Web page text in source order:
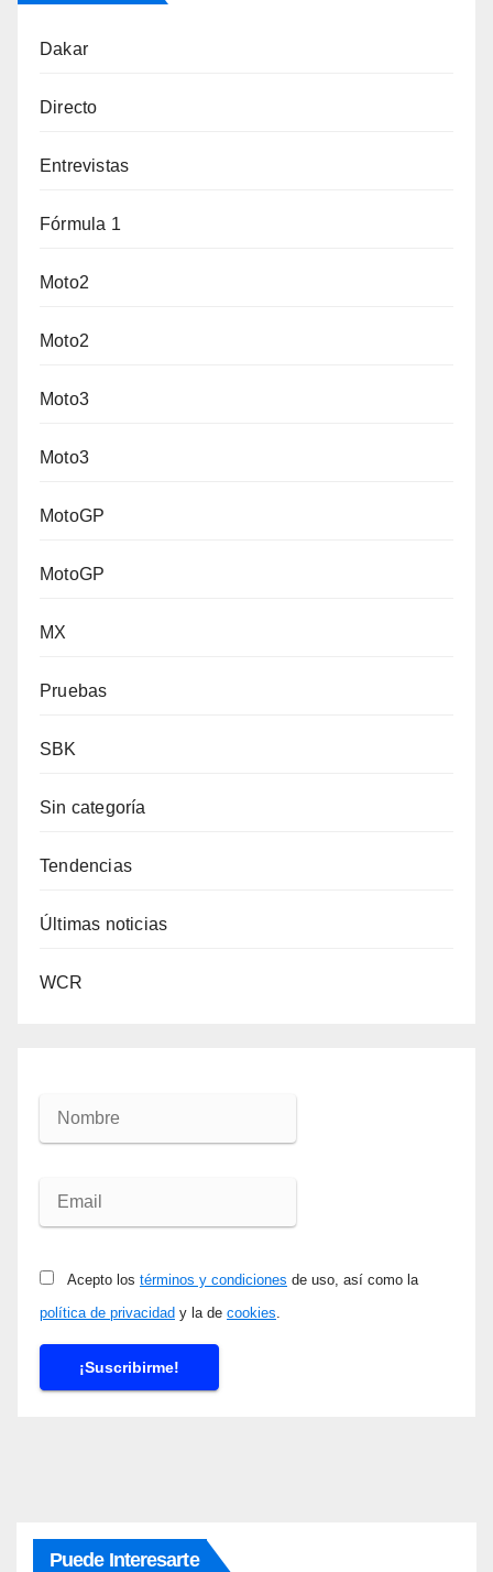
Dakar
Directo
Entrevistas
Fórmula 1
Moto2
Moto2
Moto3
Moto3
MotoGP
MotoGP
MX
Pruebas
SBK
Sin categoría
Tendencias
Últimas noticias
WCR
Acepto los términos y condiciones de uso, así como la
política de privacidad y la de cookies
Puede Interesarte